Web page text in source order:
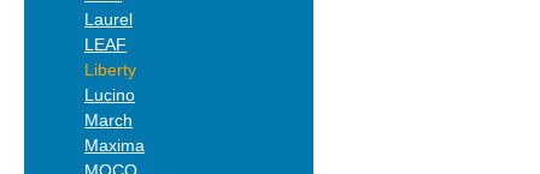
Laurel
LEAF
Liberty
Lucino
March
Maxima